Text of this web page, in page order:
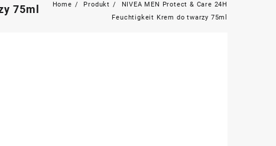
75ml Home Produkt
NIVEA MEN Protect & Care 24H
Feuchtigkeit Krem do twarzy 75ml